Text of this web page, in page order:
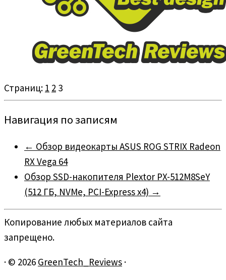
Страниц: 1 2 3
Навигация по записям
← Обзор видеокарты ASUS ROG STRIX Radeon
RX Vega 64
Обзор SSD-накопителя Plextor PX-512M8SeY
(512 ГБ, NVMe, PCI-Express x4) →
Копирование любых материалов сайта
запрещено.
· © 2026 GreenTech_Reviews ·